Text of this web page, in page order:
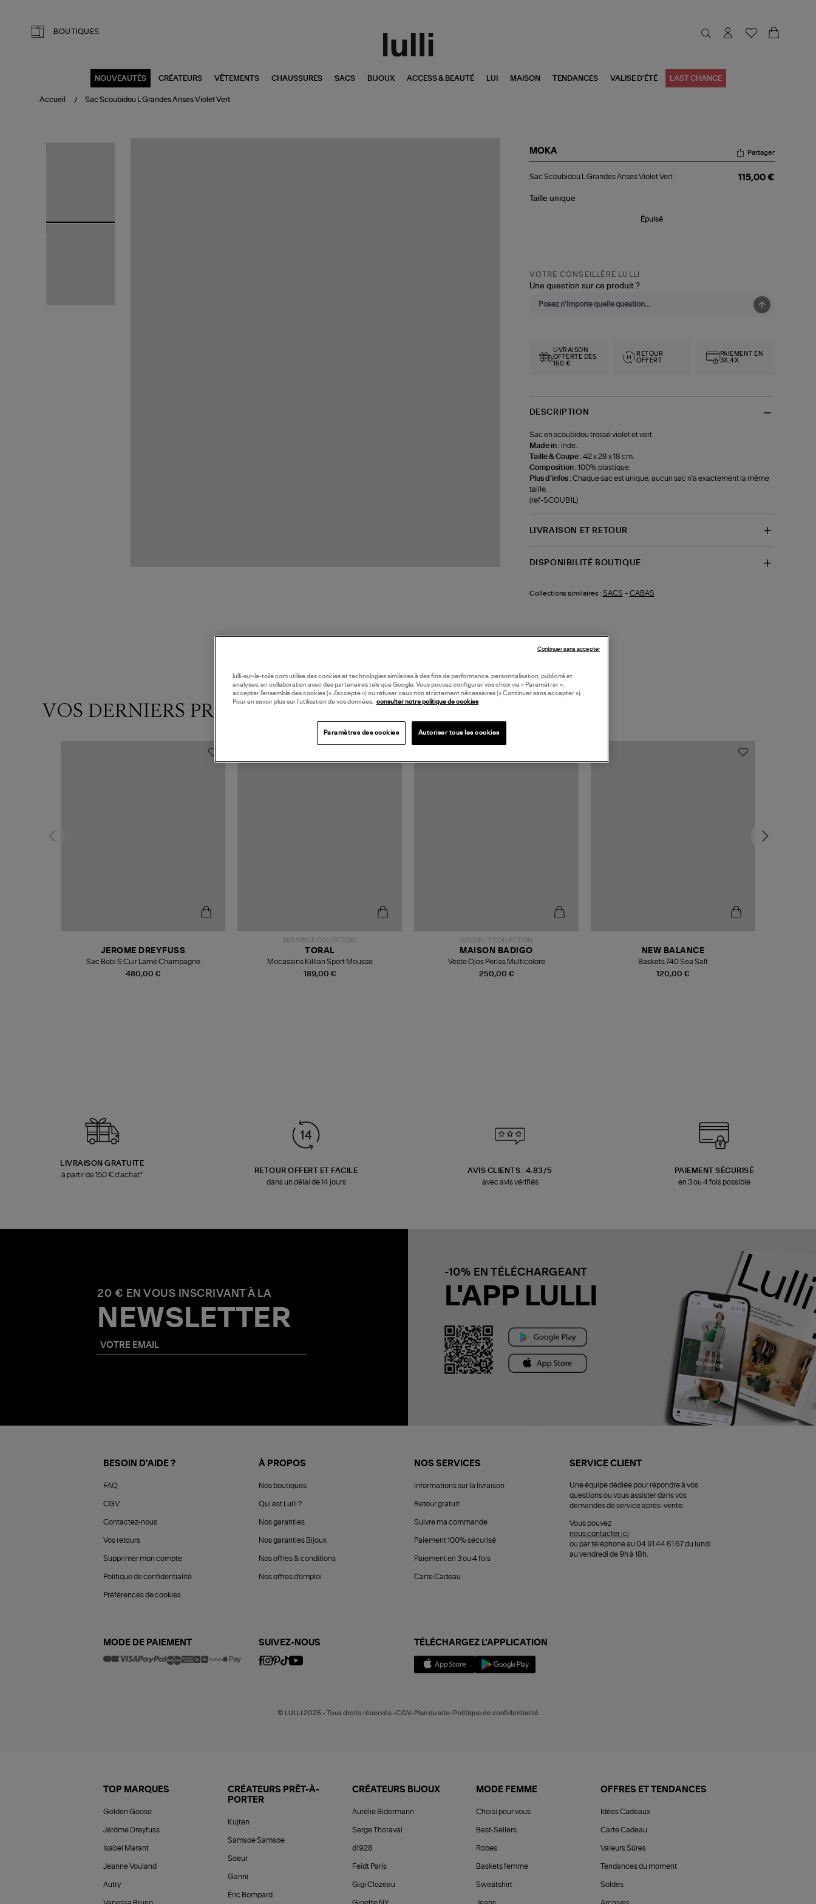
BOUTIQUES
NOUVEAUTÉS CRÉATEURS VÊTEMENTS CHAUSSURES SACS BIJOUX ACCESS & BEAUTÉ LUI MAISON TENDANCES VALISE D'ÉTÉ LAST CHANCE
Accueil Sac Scoubidou L Grandes Anses Violet Vert
MOKA
Scoubidou
Grandes
Partager
Sac Scoubidou L Grandes Anses Violet Vert 115,00 €
Taille unique
Épuisé
VOTRE CONSEILLÈRE LULLI
Une question sur ce produit ?
LIVRAISON
OFFERTE DÈS
150 €
RETOUR
OFFERT
PAIEMENT EN
3X,4X
DESCRIPTION
Sac en scoubidou tressé violet et vert.
Made in : Inde.
Taille & Coupe :42 x 28 x 18 cm.
Composition :100% plastique.
Plus d'infos :Chaque sac est unique, aucun sac n'a exactement la même
taille.
(ref-SCOUB1L)
LIVRAISON ET RETOUR
DISPONIBILITÉ BOUTIQUE
Collections similaires : SACS - CABAS
VOS DERNIERS PRODUITS VUS
480,00 €
JEROME DREYFUSS
Sac Bobi S Cuir Lamé Champagne
NOUVELLE COLLECTION
189,00 €
TORAL
Mocassins Killian Sport Mousse
NOUVELLE COLLECTION
250,00 €
MAISON BADIGO
Veste Ojos Perlas Multicolore
120,00 €
NEW BALANCE
Baskets 740 Sea Salt
LIVRAISON GRATUITE
à partir de 150 € d'achat*
RETOUR OFFERT ET FACILE
dans un délai de 14 jours
AVIS CLIENTS : 4.83/5
avec avis vérifiés
PAIEMENT SÉCURISÉ
en 3 ou 4 fois possible
20 € EN VOUS INSCRIVANT À LA
NEWSLETTER
-10% EN TÉLÉCHARGEANT
L'APP LULLI
BESOIN D'AIDE ?
FAQ
CGV
Contactez-nous
Vos retours
Supprimer mon compte
Politique de confidentialité
Préférences de cookies
À PROPOS
Nos boutiques
Qui est Lulli ?
Nos garanties
Nos garanties Bijoux
Nos offres & conditions
Nos offres d'emploi
NOS SERVICES
Informations sur la livraison
Retour gratuit
Suivre ma commande
Paiement 100% sécurisé
Paiement en 3 ou 4 fois
Carte Cadeau
SERVICE CLIENT
Une équipe dédiée pour répondre à vos
questions ou vous assister dans vos
demandes de service après-vente.
Vous pouvez
nous contacter ici
ou par téléphone au 04 91 44 61 67 du lundi
au vendredi de 9h à 18h.
MODE DE PAIEMENT SUIVEZ-NOUS TÉLÉCHARGEZ L'APPLICATION
© LULLI 2025 - Tous droits réservés -CGV-Plan du site-Politique de confidentialité
TOP MARQUES
Golden Goose
Jérôme Dreyfuss
Isabel Marant
Jeanne Vouland
Autry
CRÉATEURS PRÊT-À-
PORTER
Kujten
Samsoe Samsoe
Soeur
Ganni
Éric Bompard
CRÉATEURS BIJOUX
Aurélie Bidermann
Serge Thoraval
d1928
Feidt Paris
Gigi Clozeau
MODE FEMME
Choisi pour vous
Best-Sellers
Robes
Baskets femme
Sweatshirt
OFFRES ET TENDANCES
Idées Cadeaux
Carte Cadeau
Valeurs Sûres
Tendances du moment
Soldes
lulli-sur-la-toile.com utilise des cookies et technologies similaires à des fins de performance, personnalisation, publicité et
analyses, en collaboration avec des partenaires tels que Google. Vous pouvez configurer vos choix via « Paramétrer »,
accepter l’ensemble des cookies (« J’accepte ») ou refuser ceux non strictement nécessaires (« Continuer sans accepter »).
Pour en savoir plus sur l’utilisation de vos données, consulter notre politique de cookies
Paramètres des cookies Autoriser tous les cookies
Continuer sans accepter